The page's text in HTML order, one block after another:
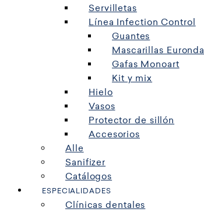
Servilletas
Línea Infection Control
Guantes
Mascarillas Euronda
Gafas Monoart
Kit y mix
Hielo
Vasos
Protector de sillón
Accesorios
Alle
Sanifizer
Catálogos
ESPECIALIDADES
Clínicas dentales